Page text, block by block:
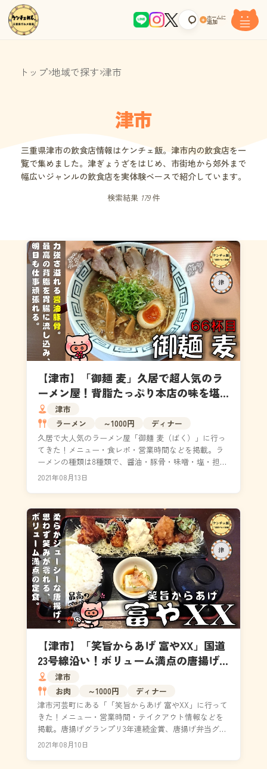
+ ホームに
追加
トップ 地域で探す 津市
津市
三重県津市の飲食店情報はケンチェ飯。津市内の飲食店を一
覧で集めました。津ぎょうざをはじめ、市街地から郊外まで
幅広いジャンルの飲食店を実体験ベースで紹介しています。
検索結果 179件
【津市】「御麺 麦」久居で超人気のラ
ーメン屋！背脂たっぷり本店の味を堪
能してきた！（メニュー・駐車場）
津市
ラーメン
～1000円
ディナー
久居で大人気のラーメン屋「御麺 麦（ばく）」に行っ
てきた！メニュー・食レポ・営業時間などを掲載。ラ
ーメンの種類は8種類で、醤油・豚骨・味噌・塩・担々
麵と一通り取り揃えています。2010年2月14日には...
2021年08月13日
【津市】「笑旨からあげ 富やXX」国道
23号線沿い！ボリューム満点の唐揚げ
定食を食べてきた！（メニュー・営業
時間）
津市
お肉
～1000円
ディナー
津市河芸町にある「「笑旨からあげ 富やXX」に行って
きた！メニュー・営業時間・テイクアウト情報などを
掲載。唐揚げグランプリ3年連続金賞、唐揚げ弁当グラ
ンプリ金賞を獲得した「超旨唐揚げ 江戸橋 富や」の...
2021年08月10日